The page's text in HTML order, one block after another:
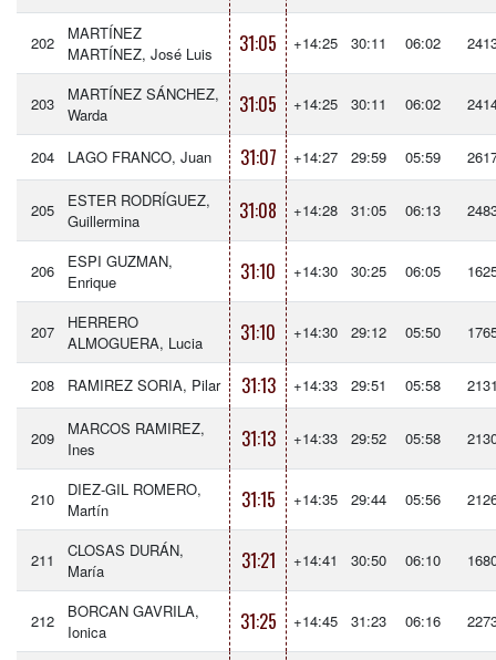
202
MARTÍNEZ
MARTÍNEZ, José Luis
31:05 +14:25 30:11 06:02
203
MARTÍNEZ SÁNCHEZ,
Warda
31:05 +14:25 30:11 06:02
204 LAGO FRANCO, Juan 31:07 +14:27 29:59 05:59
205
ESTER RODRÍGUEZ,
Guillermina
31:08 +14:28 31:05 06:13
206
ESPI GUZMAN,
Enrique
31:10 +14:30 30:25 06:05
207
HERRERO
ALMOGUERA, Lucia
31:10 +14:30 29:12 05:50
208 RAMIREZ SORIA, Pilar 31:13 +14:33 29:51 05:58
209
MARCOS RAMIREZ,
Ines
31:13 +14:33 29:52 05:58
210
DIEZ-GIL ROMERO,
Martín
31:15 +14:35 29:44 05:56
211
CLOSAS DURÁN,
María
31:21 +14:41 30:50 06:10
212
BORCAN GAVRILA,
Ionica
31:25 +14:45 31:23 06:16